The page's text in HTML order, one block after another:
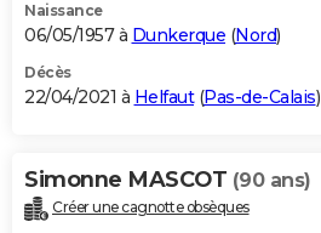
Naissance
06/05/1957 à Dunkerque (Nord)
Décès
22/04/2021 à Helfaut(Pas-de-Calais)
Simonne MASCOT (90 ans)
Créer une cagnotte obsèques